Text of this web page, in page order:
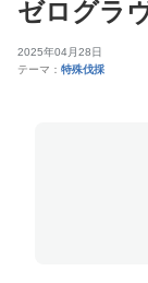
ゼログラ
2025年04月28日
テーマ： 特殊伐採